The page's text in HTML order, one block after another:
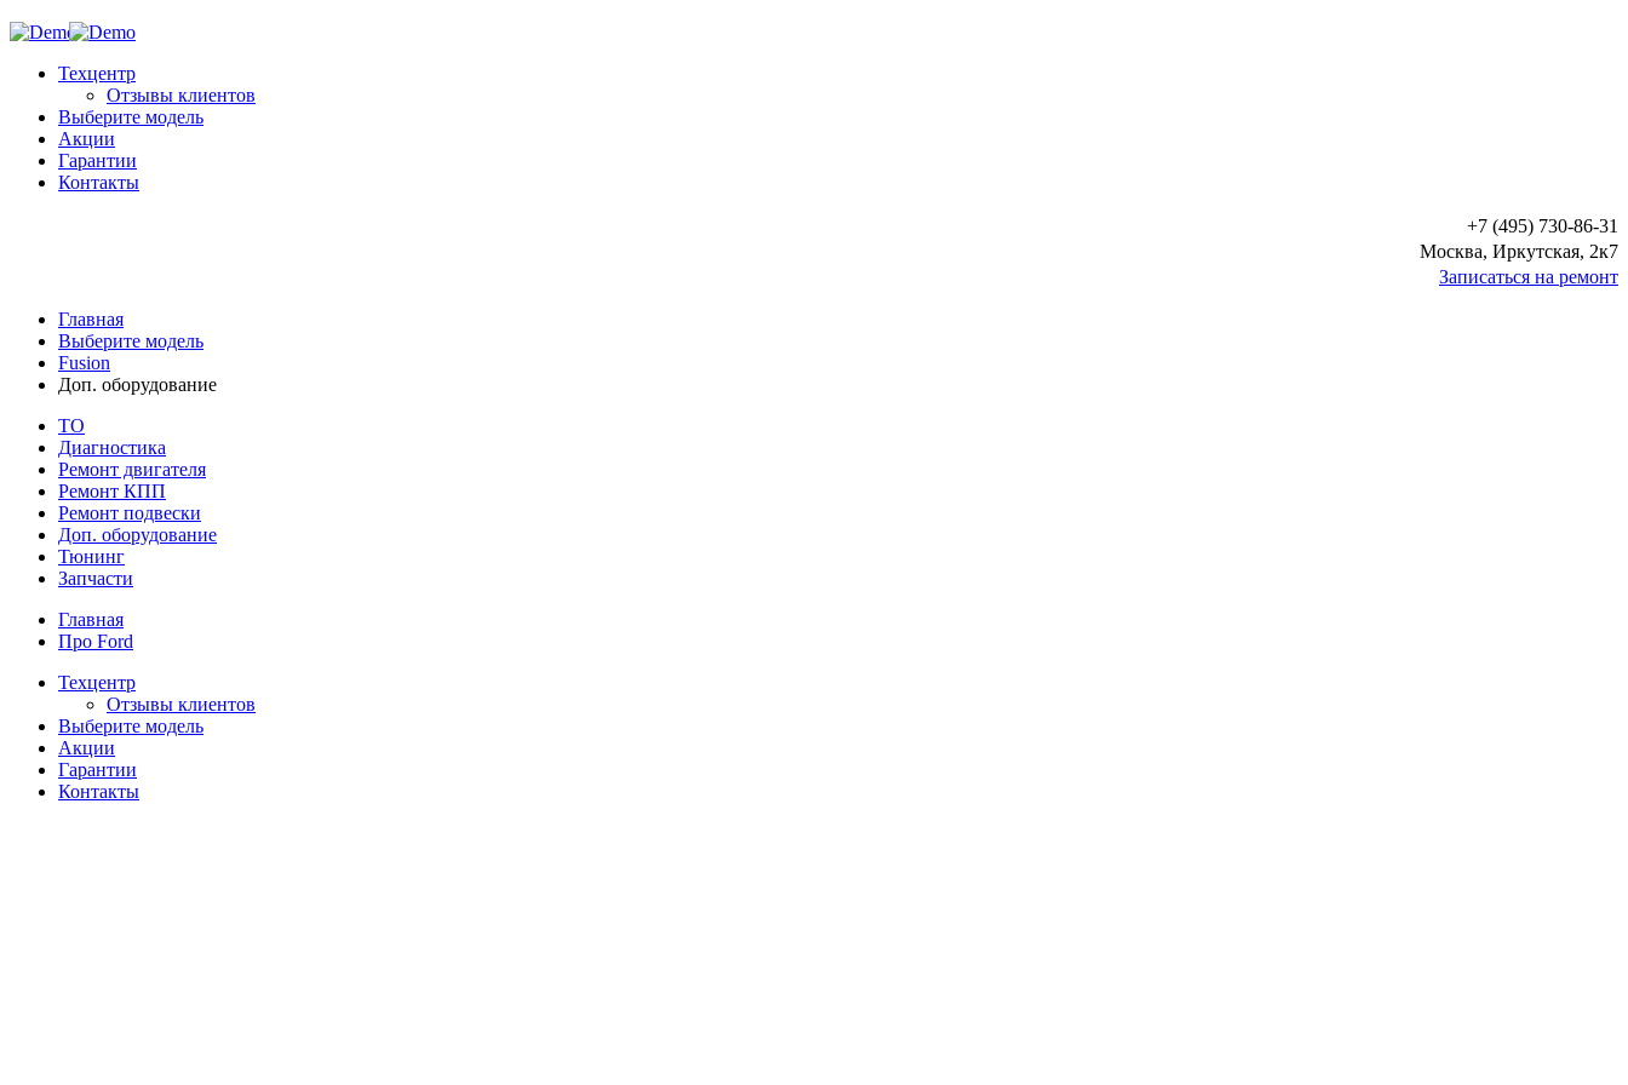
Техцентр
Отзывы клиентов
Выберите модель
Акции
Гарантии
Контакты
+7 (495) 730-86-31
Москва, Иркутская, 2к7
Записаться на ремонт
Главная
Выберите модель
Fusion
Доп. оборудование
ТО
Диагностика
Ремонт двигателя
Ремонт КПП
Ремонт подвески
Доп. оборудование
Тюнинг
Запчасти
Главная
Про Ford
Техцентр
Отзывы клиентов
Выберите модель
Акции
Гарантии
Контакты